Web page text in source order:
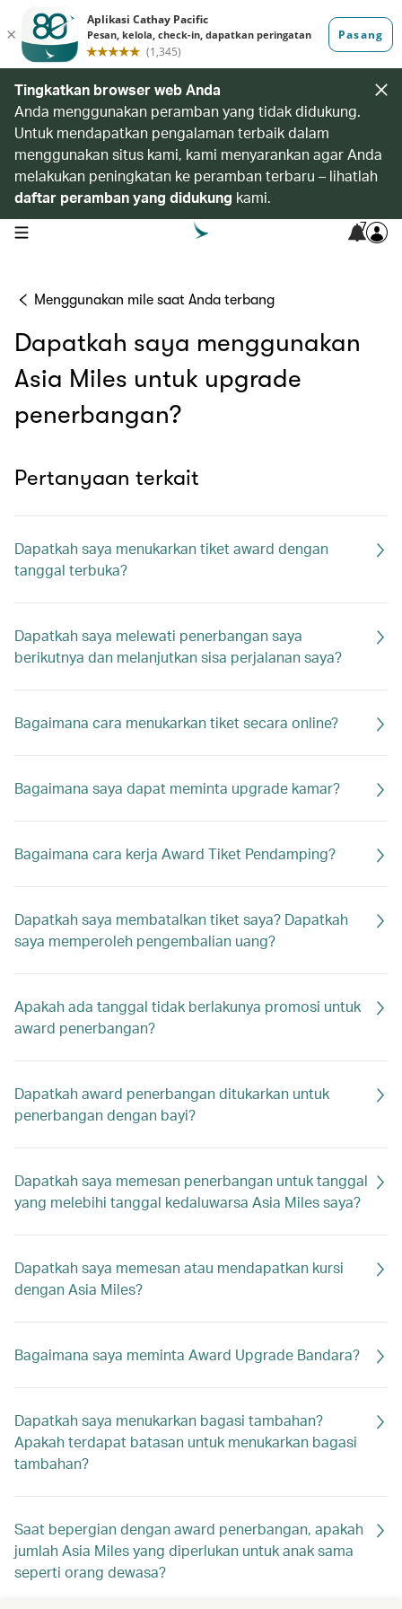
Tingkatkan browser web Anda
Anda menggunakan peramban yang tidak didukung.
Untuk mendapatkan pengalaman terbaik dalam
menggunakan situs kami, kami menyarankan agar Anda
melakukan peningkatan ke peramban terbaru – lihatlah
daftar peramban yang didukung kami.
open navigation menu 7
Menggunakan mile saat Anda terbang
Dapatkah saya menggunakan
Asia Miles untuk upgrade
penerbangan?
Pertanyaan terkait
Dapatkah saya menukarkan tiket award dengan
tanggal terbuka?
Dapatkah saya melewati penerbangan saya
berikutnya dan melanjutkan sisa perjalanan saya?
Bagaimana cara menukarkan tiket secara online?
Bagaimana saya dapat meminta upgrade kamar?
Bagaimana cara kerja Award Tiket Pendamping?
Dapatkah saya membatalkan tiket saya? Dapatkah
saya memperoleh pengembalian uang?
Apakah ada tanggal tidak berlakunya promosi untuk
award penerbangan?
Dapatkah award penerbangan ditukarkan untuk
penerbangan dengan bayi?
Dapatkah saya memesan penerbangan untuk tanggal
yang melebihi tanggal kedaluwarsa Asia Miles saya?
Dapatkah saya memesan atau mendapatkan kursi
dengan Asia Miles?
Bagaimana saya meminta Award Upgrade Bandara?
Dapatkah saya menukarkan bagasi tambahan?
Apakah terdapat batasan untuk menukarkan bagasi
tambahan?
Saat bepergian dengan award penerbangan, apakah
jumlah Asia Miles yang diperlukan untuk anak sama
seperti orang dewasa?